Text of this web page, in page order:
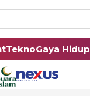
TeknoGaya Hidup